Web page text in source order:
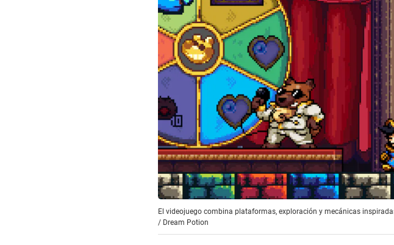
El videojuego combina plataformas, exploración y mecánicas
/ Dream Potion